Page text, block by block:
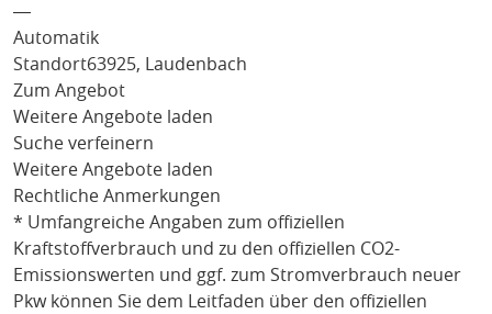
―
Automatik
Standort63925, Laudenbach
Zum Angebot
Weitere Angebote laden
Suche verfeinern
Weitere Angebote laden
Rechtliche Anmerkungen
* Umfangreiche Angaben zum offiziellen
Kraftstoffverbrauch und zu den offiziellen CO2-
Emissionswerten und ggf. zum Stromverbrauch neuer
Pkw können Sie dem Leitfaden über den offiziellen